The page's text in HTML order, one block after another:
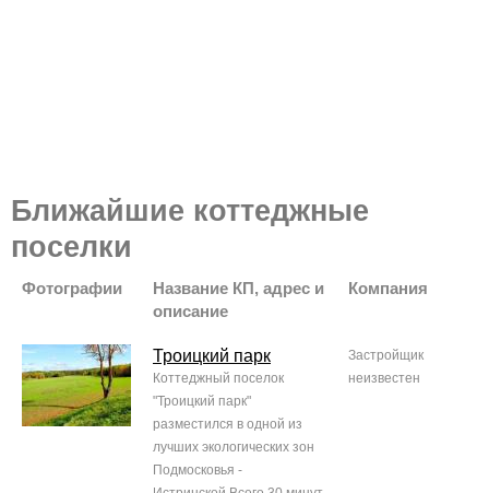
Ближайшие коттеджные
поселки
Фотографии
Название КП, адрес и
описание
Компания
Троицкий парк
Коттеджный поселок
"Троицкий парк"
разместился в одной из
лучших экологических зон
Подмосковья -
Застройщик
неизвестен